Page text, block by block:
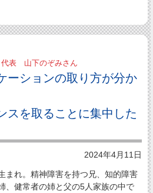
表 山下のぞみさん
ーションの取り方が分か
スを取ることに集中した
2024年4月11日
まれ。精神障害を持つ兄、知的障害
、健常者の姉と父の5人家族の中で